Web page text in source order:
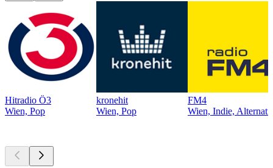
Hitradio Ö3
Wien, Pop
kronehit
Wien, Pop
FM4
Wien, Indie,